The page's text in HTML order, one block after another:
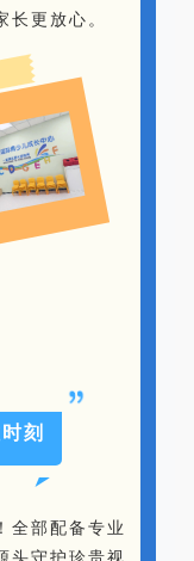
长更放心。
刻
全部配备专业
头守护珍贵视